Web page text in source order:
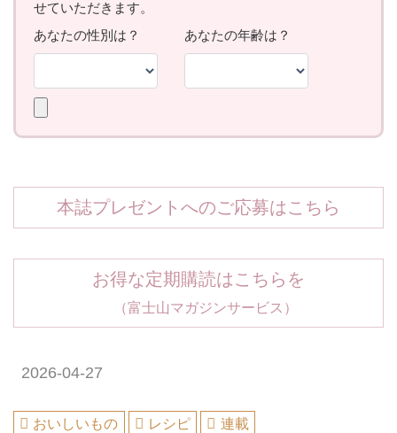
本誌プレゼントへのご応募はこちら
お得な定期購読はこちらを
（富士山マガジンサービス）
2026-04-27
おいしいもの レシピ
連載